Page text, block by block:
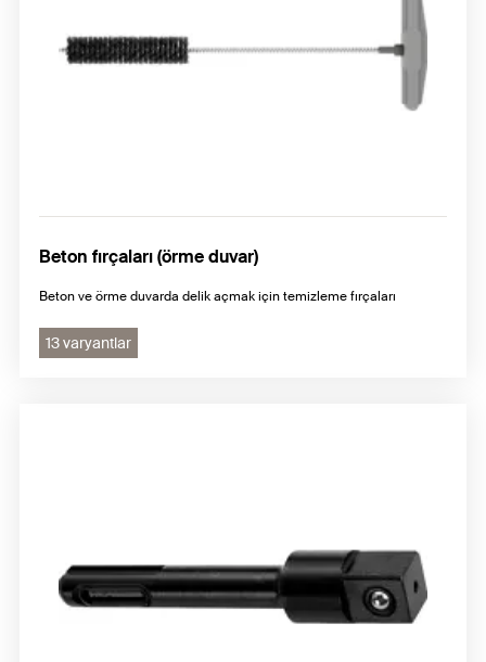
Beton fırçaları (örme duvar)
Beton ve örme duvarda delik açmak için temizleme fırçaları
13 varyantlar